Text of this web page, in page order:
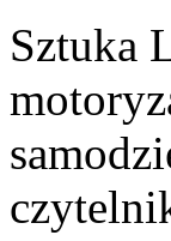
Sztuka